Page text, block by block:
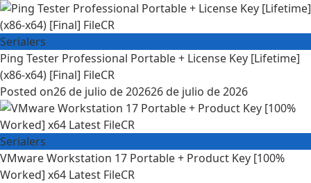
Serialers
Ping Tester Professional Portable + License Key [Lifetime]
(x86-x64) [Final] FileCR
Posted on26 de julio de 202626 de julio de 2026
Serialers
VMware Workstation 17 Portable + Product Key [100%
Worked] x64 Latest FileCR